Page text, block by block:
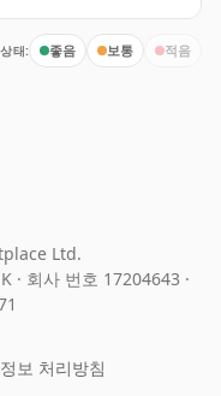
태: 좋음 보통 적음
Ltd.
· 회사 번호 17204643 ·
보 처리방침